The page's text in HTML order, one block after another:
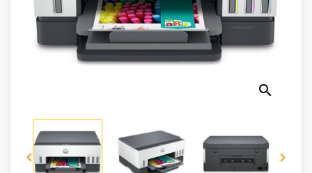
Electroménager
Bureautique
Sécurité
Mobilités
search
 